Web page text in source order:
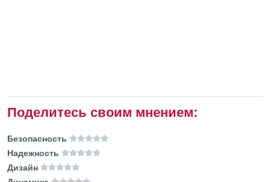
Поделитесь своим мнением:
Безопасность
Надежность
Дизайн